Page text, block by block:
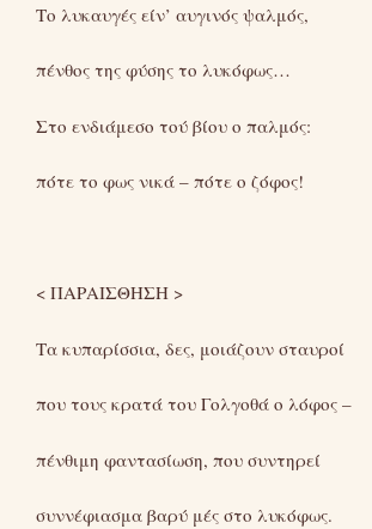
Το λυκαυγές είν’ αυγινός ψαλμός,
πένθος της φύσης το λυκόφως…
Στο ενδιάμεσο τού βίου ο παλμός:
πότε το φως νικά – πότε ο ζόφος!
< ΠΑΡΑΙΣΘΗΣΗ >
Τα κυπαρίσσια, δες, μοιάζουν σταυροί
που τους κρατά του Γολγοθά ο λόφος –
πένθιμη φαντασίωση, που συντηρεί
συννέφιασμα βαρύ μές στο λυκόφως.